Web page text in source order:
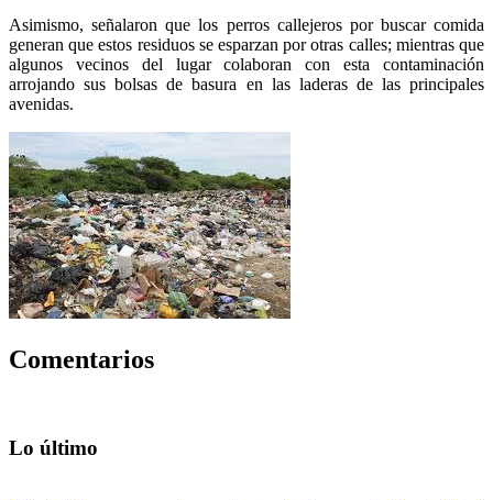
Asimismo, señalaron que los perros callejeros por buscar comida
generan que estos residuos se esparzan por otras calles; mientras que
algunos vecinos del lugar colaboran con esta contaminación
arrojando sus bolsas de basura en las laderas de las principales
avenidas.
Comentarios
Lo último